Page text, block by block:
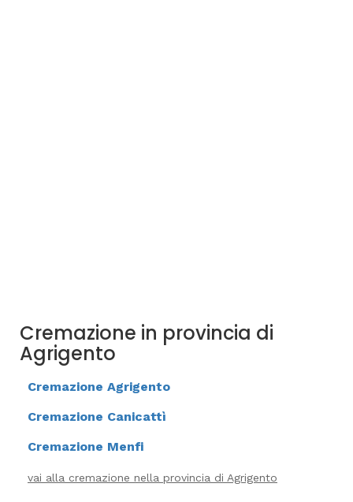
Cremazione in provincia di
Agrigento
Cremazione Agrigento
Cremazione Canicattì
Cremazione Menfi
vai alla cremazione nella provincia di Agrigento